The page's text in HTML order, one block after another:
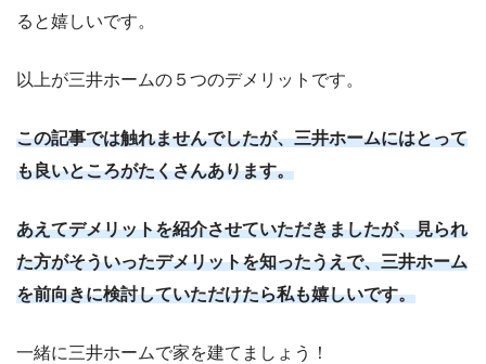
ると嬉しいです。
以上が三井ホームの５つのデメリットです。
この記事では触れませんでしたが、三井ホームにはとって
も良いところがたくさんあります。
あえてデメリットを紹介させていただきましたが、見られ
た方がそういったデメリットを知ったうえで、三井ホーム
を前向きに検討していただけたら私も嬉しいです。
一緒に三井ホームで家を建てましょう！